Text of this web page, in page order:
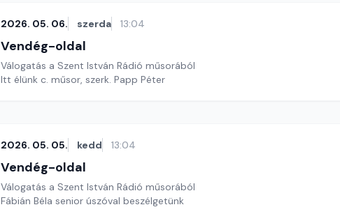
2026. 05. 06. szerda 13:04
Vendég-oldal
Válogatás a Szent István Rádió műsorából
Itt élünk c. műsor, szerk. Papp Péter
2026. 05. 05. kedd 13:04
Vendég-oldal
Válogatás a Szent István Rádió műsorából
Fábián Béla senior úszóval beszélgetünk